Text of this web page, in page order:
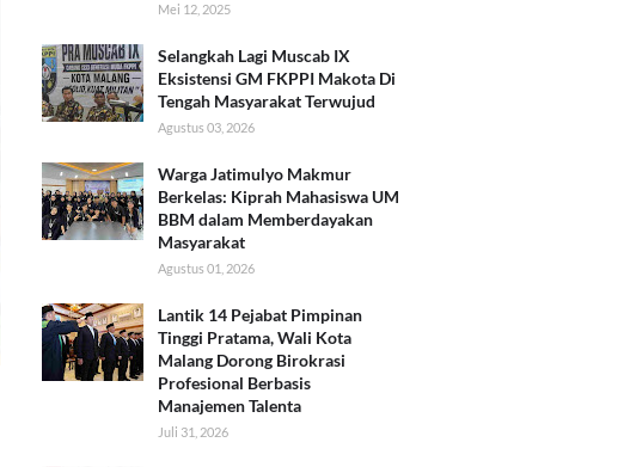
Mei 12, 2025
Selangkah Lagi Muscab IX
Eksistensi GM FKPPI Makota Di
Tengah Masyarakat Terwujud
Agustus 03, 2026
Warga Jatimulyo Makmur
Berkelas: Kiprah Mahasiswa UM
BBM dalam Memberdayakan
Masyarakat
Agustus 01, 2026
Lantik 14 Pejabat Pimpinan
Tinggi Pratama, Wali Kota
Malang Dorong Birokrasi
Profesional Berbasis
Manajemen Talenta
Juli 31, 2026